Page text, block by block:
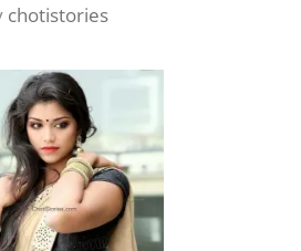
chotistories